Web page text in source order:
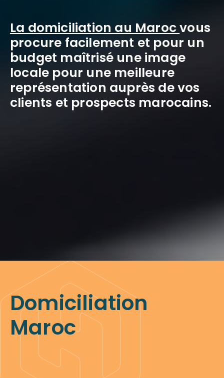
La domiciliation au Marocvous
procure facilement et pour un
budget maîtrisé une image
locale pour une meilleure
représentation auprès de vos
clients et prospects marocains.
Domiciliation
Maroc